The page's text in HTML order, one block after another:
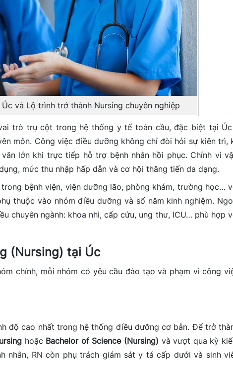
và Lộ trình trở thành Nursing chuyên nghiệp
trò trụ cột trong hệ thống y tế toàn cầu, đặc biệt tại
môn. Công việc điều dưỡng không chỉ đòi hỏi sự kiên trì,
lớn khi trực tiếp hỗ trợ bệnh nhân hồi phục. Chính vì
mức thu nhập hấp dẫn và cơ hội thăng tiến đa dạng.
bệnh viện, viện dưỡng lão, phòng khám, trường học…
thuộc vào nhóm điều dưỡng và số năm kinh nghiệm.
chuyên ngành: khoa nhi, cấp cứu, ung thư, ICU… phù hợp
(Nursing) tại Úc
chính, mỗi nhóm có yêu cầu đào tạo và phạm vi công
độ cao nhất trong hệ thống điều dưỡng cơ bản. Để trở
hoặc Bachelor of Science (Nursing) và vượt qua kỳ
nhân, RN còn phụ trách giám sát y tá cấp dưới và sinh